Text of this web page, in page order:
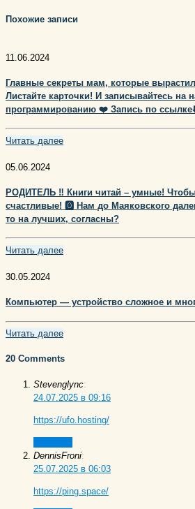
Похожие записи
11.06.2024
Главные секреты мам, которые
Листайте карточки! И записывайтесь на
программированию ❤️ Запись по
Читать далее
05.06.2024
РОДИТЕЛЬ ‼️ Книги читай – умные!
счастливые! 🅾️ Нам до Маяковского
то на лучших, согласны?
Читать далее
30.05.2024
Компьютер — устройство сложное и
Читать далее
20 Comments
Stevenglync:
24.07.2025 в 09:16
https://ufo.hosting/
DennisFroni:
25.07.2025 в 06:03
https://ping.space/